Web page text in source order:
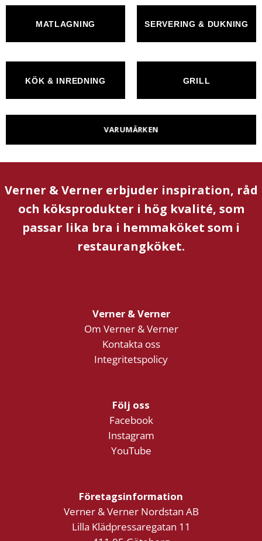
MATLAGNING SERVERING & DUKNING
KÖK & INREDNING GRILL
VARUMÄRKEN
Verner & Verner erbjuder inspiration, råd
och köksprodukter i hög kvalité, som
passar lika bra i hemmaköket som i
restaurangköket.
Verner & Verner
Om Verner & Verner
Kontakta oss
Integritetspolicy
Följ oss
Facebook
Instagram
YouTube
Företagsinformation
Verner & Verner Nordstan AB
Lilla Klädpressaregatan 11